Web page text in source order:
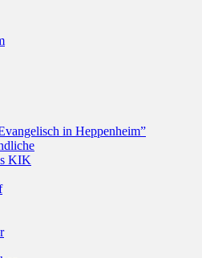
in Heppenheim”
KIK